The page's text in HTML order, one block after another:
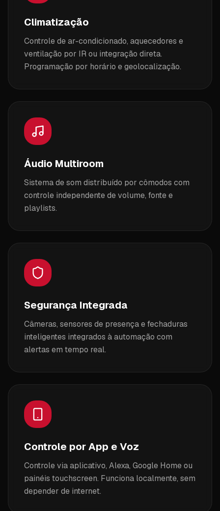
Climatização
Controle de ar-condicionado, aquecedores e
ventilação por IR ou integração direta.
Programação por horário e geolocalização.
Áudio Multiroom
Sistema de som distribuído por cômodos com
controle independente de volume, fonte e
playlists.
Segurança Integrada
Câmeras, sensores de presença e fechaduras
inteligentes integrados à automação com
alertas em tempo real.
Controle por App e Voz
Controle via aplicativo, Alexa, Google Home ou
painéis touchscreen. Funciona localmente, sem
depender de internet.